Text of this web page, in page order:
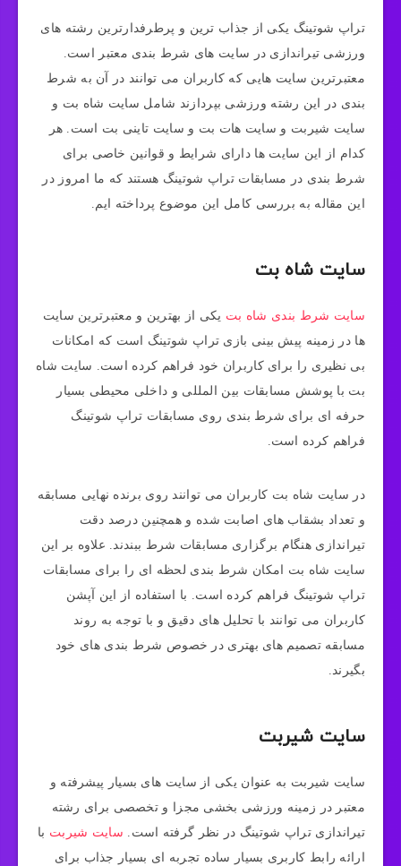
تراپ شوتینگ یکی از جذاب ترین و پرطرفدارترین رشته های
ورزشی تیراندازی در سایت های شرط بندی معتبر است.
معتبرترین سایت هایی که کاربران می توانند در آن به شرط
بندی در این رشته ورزشی بپردازند شامل سایت شاه بت و
سایت شیربت و سایت هات بت و سایت تاینی بت است. هر
کدام از این سایت ها دارای شرایط و قوانین خاصی برای
شرط بندی در مسابقات تراپ شوتینگ هستند که ما امروز در
این مقاله به بررسی کامل این موضوع پرداخته ایم.
سایت شاه بت
سایت شرط بندی شاه بت یکی از بهترین و معتبرترین سایت
ها در زمینه پیش بینی بازی تراپ شوتینگ است که امکانات
بی نظیری را برای کاربران خود فراهم کرده است. سایت شاه
بت با پوشش مسابقات بین المللی و داخلی محیطی بسیار
حرفه ای برای شرط بندی روی مسابقات تراپ شوتینگ
فراهم کرده است.
در سایت شاه بت کاربران می توانند روی برنده نهایی مسابقه
و تعداد بشقاب های اصابت شده و همچنین درصد دقت
تیراندازی هنگام برگزاری مسابقات شرط ببندند. علاوه بر این
سایت شاه بت امکان شرط بندی لحظه ای را برای مسابقات
تراپ شوتینگ فراهم کرده است. با استفاده از این آپشن
کاربران می توانند با تحلیل های دقیق و با توجه به روند
مسابقه تصمیم های بهتری در خصوص شرط بندی های خود
بگیرند.
سایت شیربت
سایت شیربت به عنوان یکی از سایت های بسیار پیشرفته و
معتبر در زمینه ورزشی بخشی مجزا و تخصصی برای رشته
تیراندازی تراپ شوتینگ در نظر گرفته است. سایت شیربت با
ارائه رابط کاربری بسیار ساده تجربه ای بسیار جذاب برای